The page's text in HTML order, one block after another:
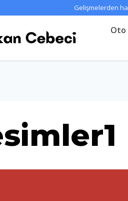
Gelişmelerden
Oto